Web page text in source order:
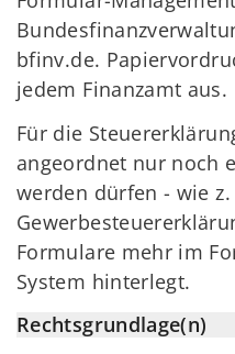
bfinv.de.
jedem Finanzamt aus.
Für die
angeordnet nur noch
werden dürfen - wie
Formulare mehr im
System hinterlegt.
Rechtsgrundlage(n)